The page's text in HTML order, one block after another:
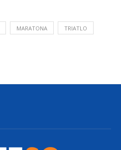
MARATONA TRIATLO